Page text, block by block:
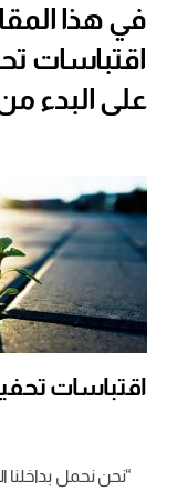
في هذا
اقتباسات
على البدء
اقتباسات
“نحن نحمل